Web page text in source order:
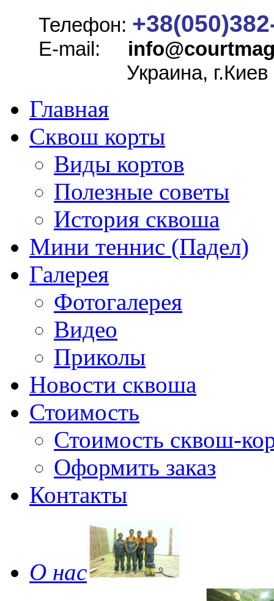
Телефон:
E-mail: info@
Украина, г.Киев
Главная
Сквош корты
Виды кортов
Полезные советы
История сквоша
Мини теннис (Падел)
Галерея
Фотогалерея
Видео
Приколы
Новости сквоша
Стоимость
Стоимость сквош-
Оформить заказ
Контакты
О нас